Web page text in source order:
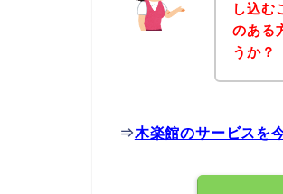
し込む
のある
うか？
⇒木楽館のサービスを